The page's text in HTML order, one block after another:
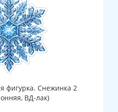
фигурка. Снежинка 2
ВД-лак)